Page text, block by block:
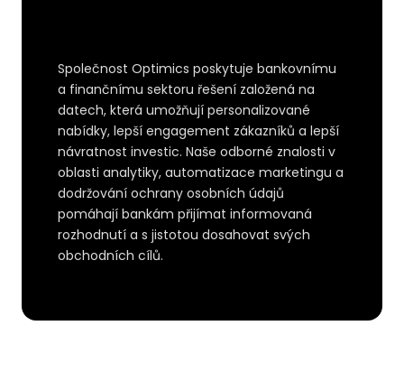
Společnost Optimics poskytuje bankovnímu
a finančnímu sektoru řešení založená na
datech, která umožňují personalizované
nabídky, lepší engagement zákazníků a lepší
návratnost investic. Naše odborné znalosti v
oblasti analytiky, automatizace marketingu a
dodržování ochrany osobních údajů
pomáhají bankám přijímat informovaná
rozhodnutí a s jistotou dosahovat svých
obchodních cílů.